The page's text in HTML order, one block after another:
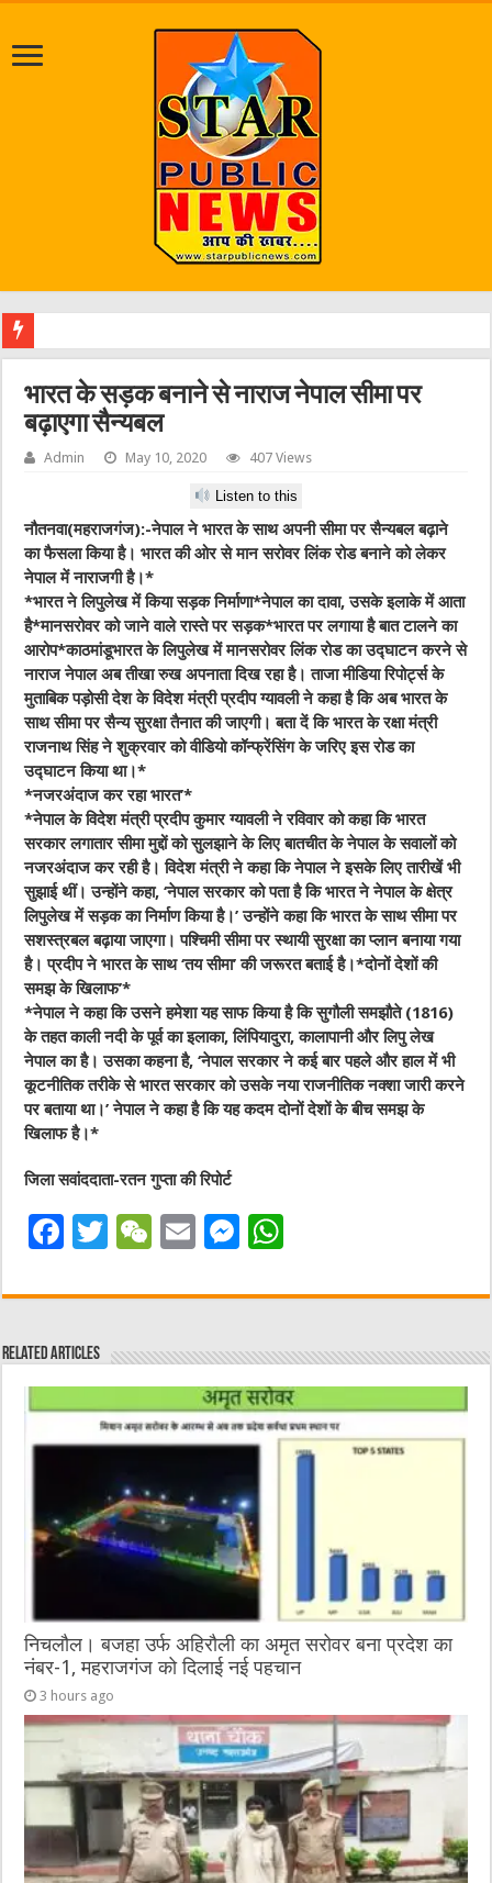
भारत के सड़क बनाने से नाराज नेपाल सीमा पर
बढ़ाएगा सैन्यबल
Admin May 10, 2020 407 Views
Listen to this
नौतनवा(महराजगंज):-नेपाल ने भारत के साथ अपनी सीमा पर सैन्यबल बढ़ाने
का फैसला किया है। भारत की ओर से मान सरोवर लिंक रोड बनाने को लेकर
नेपाल में नाराजगी है।*
*भारत ने लिपुलेख में किया सड़क निर्माणा*नेपाल का दावा, उसके इलाके में आता
है*मानसरोवर को जाने वाले रास्ते पर सड़क*भारत पर लगाया है बात टालने का
आरोप*काठमांडूभारत के लिपुलेख में मानसरोवर लिंक रोड का उद्घाटन करने से
नाराज नेपाल अब तीखा रुख अपनाता दिख रहा है। ताजा मीडिया रिपोर्ट्स के
मुताबिक पड़ोसी देश के विदेश मंत्री प्रदीप ग्यावली ने कहा है कि अब भारत के
साथ सीमा पर सैन्य सुरक्षा तैनात की जाएगी। बता दें कि भारत के रक्षा मंत्री
राजनाथ सिंह ने शुक्रवार को वीडियो कॉन्फ्रेंसिंग के जरिए इस रोड का
उद्घाटन किया था।*
*नजरअंदाज कर रहा भारत’*
*नेपाल के विदेश मंत्री प्रदीप कुमार ग्यावली ने रविवार को कहा कि भारत
सरकार लगातार सीमा मुद्दों को सुलझाने के लिए बातचीत के नेपाल के सवालों को
नजरअंदाज कर रही है। विदेश मंत्री ने कहा कि नेपाल ने इसके लिए तारीखें भी
सुझाई थीं। उन्होंने कहा, ‘नेपाल सरकार को पता है कि भारत ने नेपाल के क्षेत्र
लिपुलेख में सड़क का निर्माण किया है।’ उन्होंने कहा कि भारत के साथ सीमा पर
सशस्त्रबल बढ़ाया जाएगा। पश्चिमी सीमा पर स्थायी सुरक्षा का प्लान बनाया गया
है। प्रदीप ने भारत के साथ ‘तय सीमा’ की जरूरत बताई है।*दोनों देशों की
समझ के खिलाफ’*
*नेपाल ने कहा कि उसने हमेशा यह साफ किया है कि सुगौली समझौते (1816)
के तहत काली नदी के पूर्व का इलाका, लिंपियादुरा, कालापानी और लिपु लेख
नेपाल का है। उसका कहना है, ‘नेपाल सरकार ने कई बार पहले और हाल में भी
कूटनीतिक तरीके से भारत सरकार को उसके नया राजनीतिक नक्शा जारी करने
पर बताया था।’ नेपाल ने कहा है कि यह कदम दोनों देशों के बीच समझ के
खिलाफ है।*
जिला सवांददाता-रतन गुप्ता की रिपोर्ट
F
c
e
b
o
o
T
it
r
W
C
at
E
ai
M
ss
n
g
er
at
A
p
p
Related Articles
निचलौल। बजहा उर्फ अहिरौली का अमृत सरोवर बना प्रदेश का
नंबर-1, महराजगंज को दिलाई नई पहचान
3 hours ago